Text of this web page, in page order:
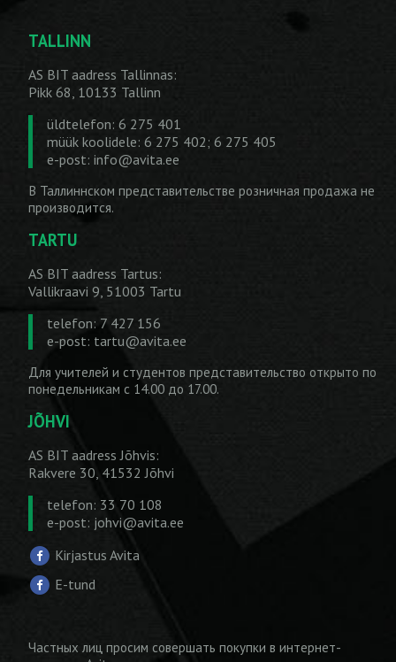
TALLINN
AS BIT aadress Tallinnas:
Pikk 68, 10133 Tallinn
üldtelefon: 6 275 401
müük koolidele: 6 275 402; 6 275 405
e-post: info@avita.ee
В Таллиннском представительстве розничная продажа не
производится.
TARTU
AS BIT aadress Tartus:
Vallikraavi 9, 51003 Tartu
telefon: 7 427 156
e-post: tartu@avita.ee
Для учителей и студентов представительство открыто по
понедельникам с 14.00 до 17.00.
JÕHVI
AS BIT aadress Jõhvis:
Rakvere 30, 41532 Jõhvi
telefon: 33 70 108
e-post: johvi@avita.ee
Kirjastus Avita
E-tund
Частных лиц просим совершать покупки в интернет-